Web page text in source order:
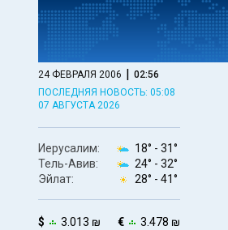
24 ФЕВРАЛЯ 2006 | 02:56
ПОСЛЕДНЯЯ НОВОСТЬ: 05:08
07 АВГУСТА 2026
Иерусалим: 18° - 31°
Тель-Авив:
24° - 32°
Эйлат:
28° - 41°
$ 3.013 ₪ € 3.478 ₪